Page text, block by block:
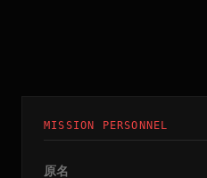
MISSION PERSONNEL
原名